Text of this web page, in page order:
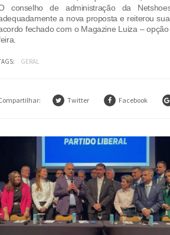
conselho de administração da
a nova proposta e reiterou
fechado com o Magazine Luiza –
GERAL
Twitter Facebook